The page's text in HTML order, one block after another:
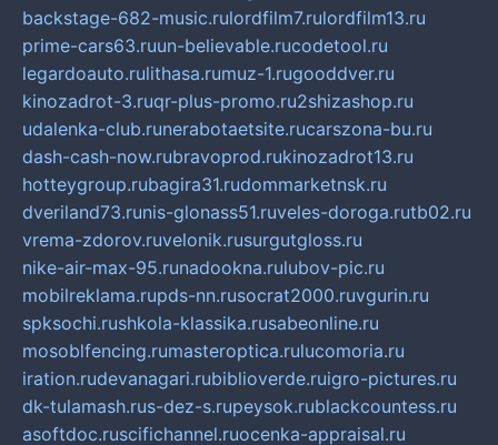
backstage-682-music.rulordfilm7.rulordfilm13.ru
prime-cars63.ruun-believable.rucodetool.ru
legardoauto.rulithasa.rumuz-1.rugooddver.ru
kinozadrot-3.ruqr-plus-promo.ru2shizashop.ru
udalenka-club.runerabotaetsite.rucarszona-bu.ru
dash-cash-now.rubravoprod.rukinozadrot13.ru
hotteygroup.rubagira31.rudommarketnsk.ru
dveriland73.runis-glonass51.ruveles-doroga.rutb02.ru
vrema-zdorov.ruvelonik.rusurgutgloss.ru
nike-air-max-95.runadookna.rulubov-pic.ru
mobilreklama.rupds-nn.rusocrat2000.ruvgurin.ru
spksochi.rushkola-klassika.rusabeonline.ru
mosoblfencing.rumasteroptica.rulucomoria.ru
iration.rudevanagari.rubiblioverde.ruigro-pictures.ru
dk-tulamash.rus-dez-s.rupeysok.rublackcountess.ru
asoftdoc.ruscifichannel.ruocenka-appraisal.ru